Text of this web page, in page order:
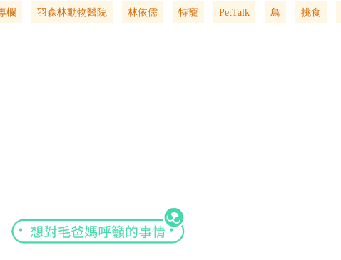
欄 羽森林動物醫院 林依儒 特寵 PetTalk 鳥 挑食